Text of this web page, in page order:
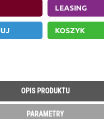
OPIS PRODUKTU
PARAMETRY